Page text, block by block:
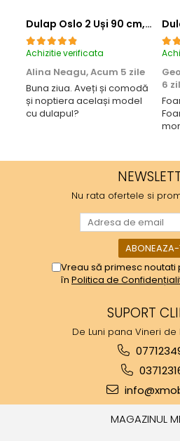
Dulap Oslo 2 Uși 90 cm, Cashmere cu Stejar Auriu – 200x90x50 cm
Achizitie verificata
Alina Neagu,Acum 5 zile
Buna ziua. Aveți și comodă
și noptiera același model
cu dulapul?
6
Nu rata ofertele si
Vreau să primesc noutati
în Politica de
SUPORT
De Luni pana Vineri de
MAGAZINUL